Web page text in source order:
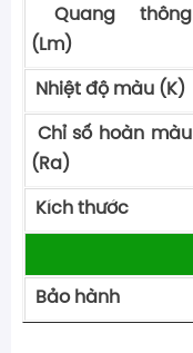
Quang thông
(Lm)
Nhiệt độ màu (K)
Chỉ số hoàn màu
(Ra)
Kích thước
Bảo hành